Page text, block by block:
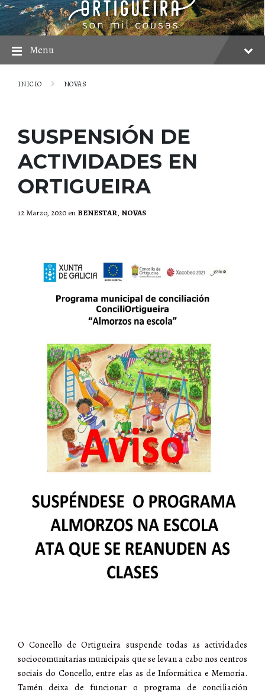
Skip
to
content
Skip
to
main
navigation
Skip
to
footer
Menu
INICIO NOVAS
SUSPENSIÓN DE
ACTIVIDADES EN
ORTIGUEIRA
12 Marzo, 2020 en BENESTAR, NOVAS
O Concello de Ortigueira suspende todas as actividades
sociocomunitarias municipais que se levan a cabo nos centros
sociais do Concello, entre elas as de Informática e Memoria.
Tamén deixa de funcionar o programa de conciliación